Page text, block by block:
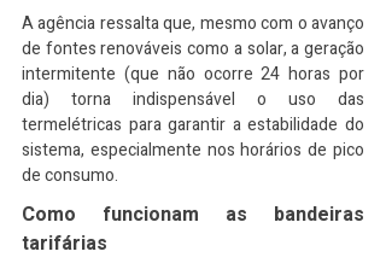
A agência ressalta que, mesmo com o avanço
de fontes renováveis como a solar, a geração
intermitente (que não ocorre 24 horas por
dia) torna indispensável o uso das
termelétricas para garantir a estabilidade do
sistema, especialmente nos horários de pico
de consumo.
Como funcionam as bandeiras
tarifárias